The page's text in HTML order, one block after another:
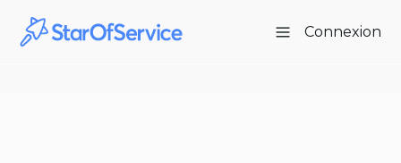
Connexion